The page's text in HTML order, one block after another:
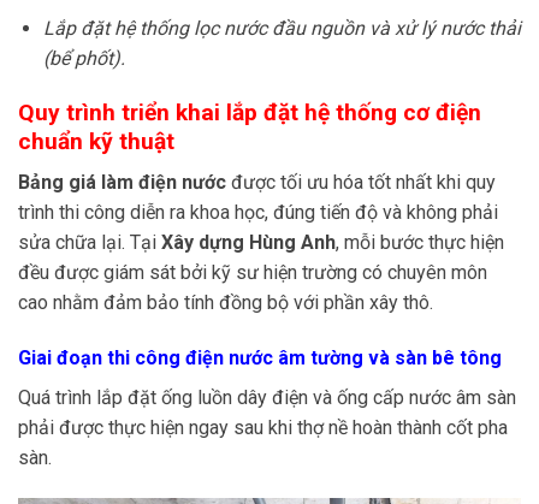
Lắp đặt hệ thống lọc nước đầu nguồn và xử lý nước thải
(bể phốt).
Quy trình triển khai lắp đặt hệ thống cơ điện
chuẩn kỹ thuật
Bảng giá làm điện nước được tối ưu hóa tốt nhất khi quy
trình thi công diễn ra khoa học, đúng tiến độ và không phải
sửa chữa lại. Tại Xây dựng Hùng Anh, mỗi bước thực hiện
đều được giám sát bởi kỹ sư hiện trường có chuyên môn
cao nhằm đảm bảo tính đồng bộ với phần xây thô.
Giai đoạn thi công điện nước âm tường và sàn bê tông
Quá trình lắp đặt ống luồn dây điện và ống cấp nước âm sàn
phải được thực hiện ngay sau khi thợ nề hoàn thành cốt pha
sàn.